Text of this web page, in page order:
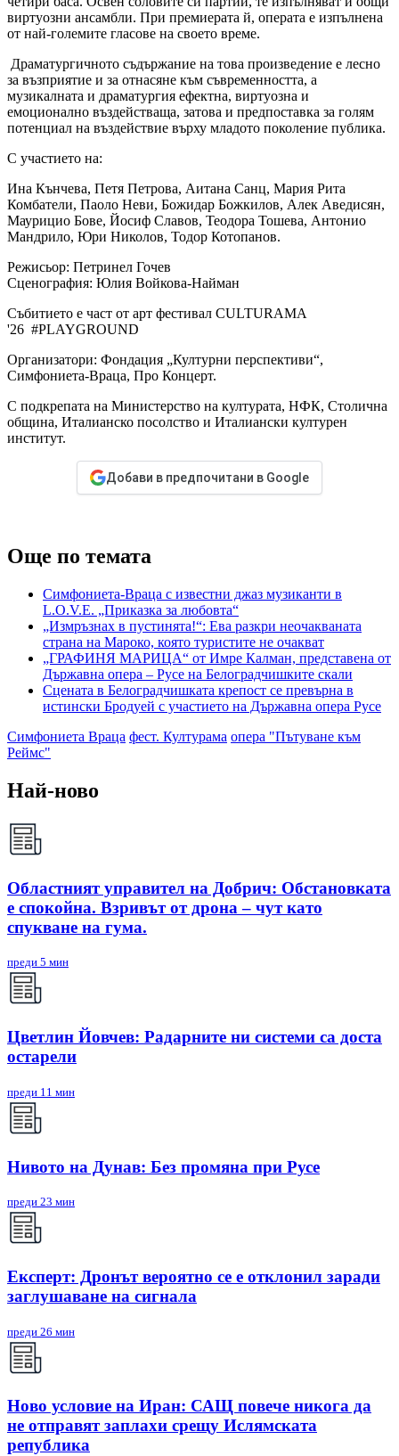
виртуозни ансамбли. При премиерата й, операта е изпълнена
от най-големите гласове на своето време.
Драматургичното съдържание на това произведение е лесно
за възприятие и за отнасяне към съвременността, а
музикалната и драматургия ефектна, виртуозна и
емоционално въздействаща, затова и предпоставка за голям
потенциал на въздействие върху младото поколение публика.
С участието на:
Ина Кънчева, Петя Петрова, Аитана Санц, Мария Рита
Комбатели, Паоло Неви, Божидар Божкилов, Алек Аведисян,
Маурицио Бове, Йосиф Славов, Теодора Тошева, Антонио
Мандрило, Юри Николов, Тодор Котопанов.
Режисьор: Петринел Гочев
Сценография: Юлия Войкова-Найман
Събитието е част от арт фестивал CULTURAMA
'26 #PLAYGROUND
Организатори: Фондация „Културни перспективи“,
Симфониета-Враца, Про Концерт.
С подкрепата на Министерство на културата, НФК, Столична
община, Италианско посолство и Италиански културен
институт.
Добави в предпочитани в Google
Още по темата
Симфониета-Враца с известни джаз музиканти в
L.O.V.E. „Приказка за любовта“
„Измръзнах в пустинята!“: Ева разкри неочакваната
страна на Мароко, която туристите не очакват
„ГРАФИНЯ МАРИЦА“ от Имре Калман, представена от
Държавна опера – Русе на Белоградчишките скали
Сцената в Белоградчишката крепост се превърна в
истински Бродуей с участието на Държавна опера Русе
Симфониета Враца фест. Културама опера "Пътуване към
Реймс"
Най-ново
Областният управител на Добрич: Обстановката
е спокойна. Взривът от дрона – чут като
спукване на гума.
преди 5 мин
Цветлин Йовчев: Радарните ни системи са доста
остарели
преди 11 мин
Нивото на Дунав: Без промяна при Русе
преди 23 мин
Експерт: Дронът вероятно се е отклонил заради
заглушаване на сигнала
преди 26 мин
Ново условие на Иран: САЩ повече никога да
не отправят заплахи срещу Ислямската
република